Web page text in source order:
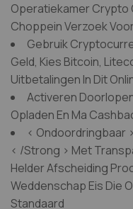
Operatiekamer Crypto
Choppein Verzoek
Gebruik
Geld, Kies Bitcoin,
Uitbetalingen In Dit
Activeren
Opladen En Ma
< Ondoordringbaar
< /Strong > Met
Helder Afscheiding
Weddenschap Eis Die
Standaard